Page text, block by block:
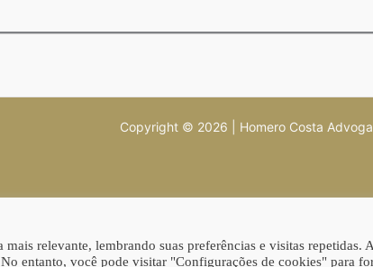
Copyright © 2026 | Homero Costa
relevante, lembrando suas preferências e visitas repetidas.
entanto, você pode visitar "Configurações de cookies" para